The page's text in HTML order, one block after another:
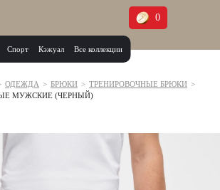
Спорт Кэжуал Все коллекции
0
ОДЕЖДА > БРЮКИ > ТРЕНИРОВОЧНЫЕ БРЮКИ >
МУЖСКИЕ (ЧЕРНЫЙ)